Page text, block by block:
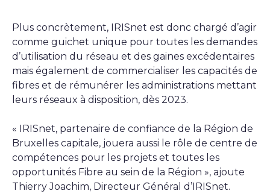
Plus concrètement, IRISnet est donc chargé d’agir
comme guichet unique pour toutes les demandes
d’utilisation du réseau et des gaines excédentaires
mais également de commercialiser les capacités de
fibres et de rémunérer les administrations mettant
leurs réseaux à disposition, dès 2023.
« IRISnet, partenaire de confiance de la Région de
Bruxelles capitale, jouera aussi le rôle de centre de
compétences pour les projets et toutes les
opportunités Fibre au sein de la Région », ajoute
Thierry Joachim, Directeur Général d’IRISnet.